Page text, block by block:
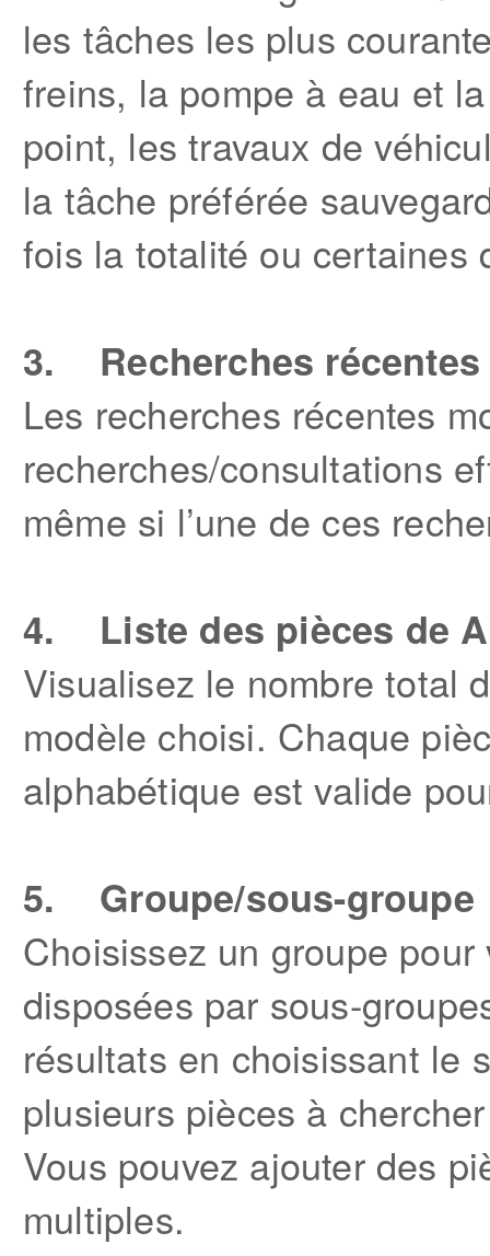
les tâches les plus
freins, la pompe à eau et
point, les travaux de
la tâche préférée
fois la totalité ou certaines
3. Recherches récentes
Les recherches récentes
recherches/consultations
même si l’une de ces
4. Liste des pièces de
Visualisez le nombre total
modèle choisi. Chaque
alphabétique est valide
5. Groupe/sous-groupe
Choisissez un groupe
disposées par sous-
résultats en choisissant le
plusieurs pièces à
Vous pouvez ajouter des
multiples.